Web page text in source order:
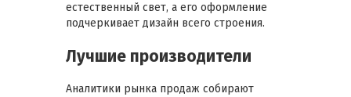
естественный свет, а его оформление
подчеркивает дизайн всего строения.
Лучшие производители
Аналитики рынка продаж собирают